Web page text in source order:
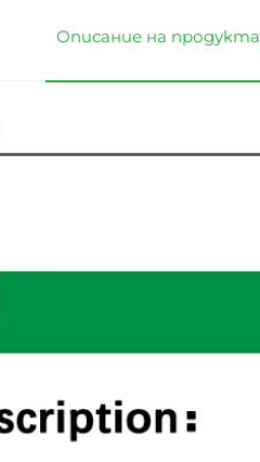
Описание на продукта